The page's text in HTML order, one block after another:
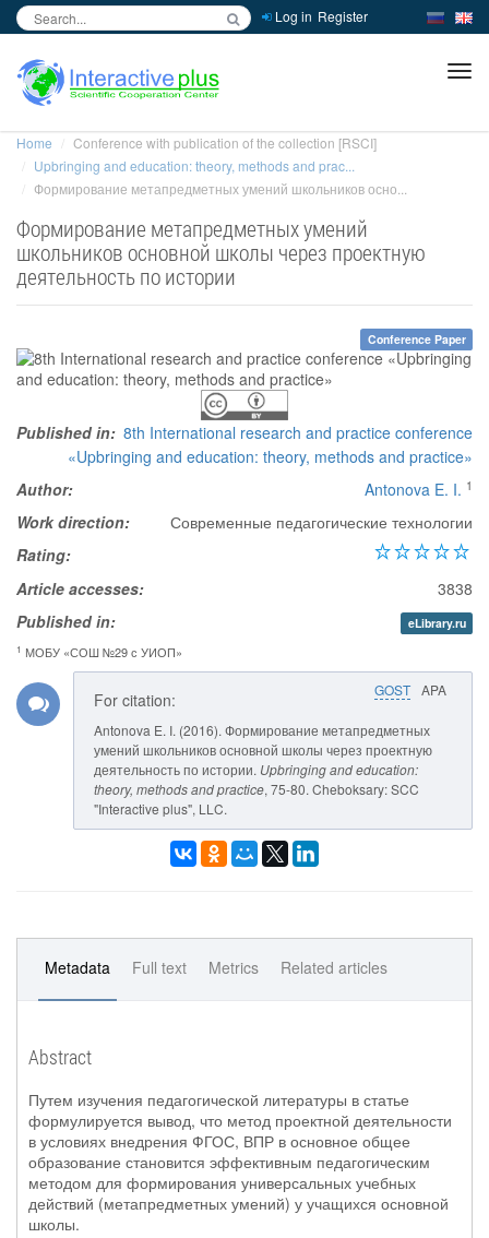
Log in Register
Home
Conference with publication of the collection [RSCI]
Upbringing and education: theory, methods and prac...
Формирование метапредметных умений школьников осно...
Формирование метапредметных умений
школьников основной школы через проектную
деятельность по истории
Conference Paper
Published in: 8th International research and practice conference
«Upbringing and education: theory, methods and practice»
Author:
Antonova E. I. 1
Work direction:
Современные педагогические технологии
Rating:
Article accesses:
3838
Published in:
eLibrary.ru
1 МОБУ «СОШ №29 с УИОП»
GOST APA
For citation:
Antonova E. I. (2016). Формирование метапредметных
умений школьников основной школы через проектную
деятельность по истории. Upbringing and education:
theory, methods and practice, 75-80. Cheboksary: SCC
"Interactive plus", LLC.
Metadata Full text Metrics Related articles
Abstract
Путем изучения педагогической литературы в статье
формулируется вывод, что метод проектной деятельности
в условиях внедрения ФГОС, ВПР в основное общее
образование становится эффективным педагогическим
методом для формирования универсальных учебных
действий (метапредметных умений) у учащихся основной
школы.